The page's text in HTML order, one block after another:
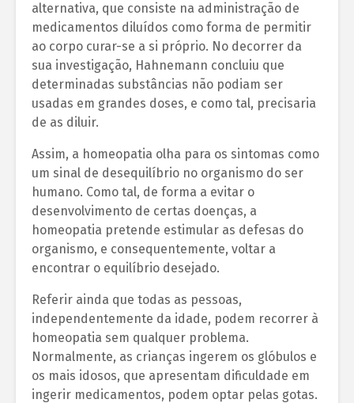
alternativa, que consiste na administração de
medicamentos diluídos como forma de permitir
ao corpo curar-se a si próprio. No decorrer da
sua investigação, Hahnemann concluiu que
determinadas substâncias não podiam ser
usadas em grandes doses, e como tal, precisaria
de as diluir.
Assim, a homeopatia olha para os sintomas como
um sinal de desequilíbrio no organismo do ser
humano. Como tal, de forma a evitar o
desenvolvimento de certas doenças, a
homeopatia pretende estimular as defesas do
organismo, e consequentemente, voltar a
encontrar o equilíbrio desejado.
Referir ainda que todas as pessoas,
independentemente da idade, podem recorrer à
homeopatia sem qualquer problema.
Normalmente, as crianças ingerem os glóbulos e
os mais idosos, que apresentam dificuldade em
ingerir medicamentos, podem optar pelas gotas.